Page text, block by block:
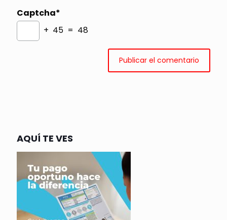
Captcha*
+ 45 = 48
AQUÍ TE VES